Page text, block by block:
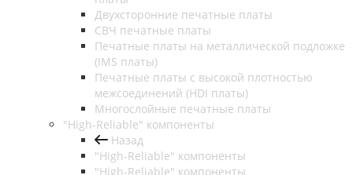
Двухсторонние печатные платы
СВЧ печатные платы
Печатные платы на металлической подложке
(IMS платы)
Печатные платы с высокой плотностью
межсоединений (HDI платы)
Многослойные печатные платы
"High-Reliable" компоненты
Назад
"High-Reliable" компоненты
"High-Reliable" компоненты